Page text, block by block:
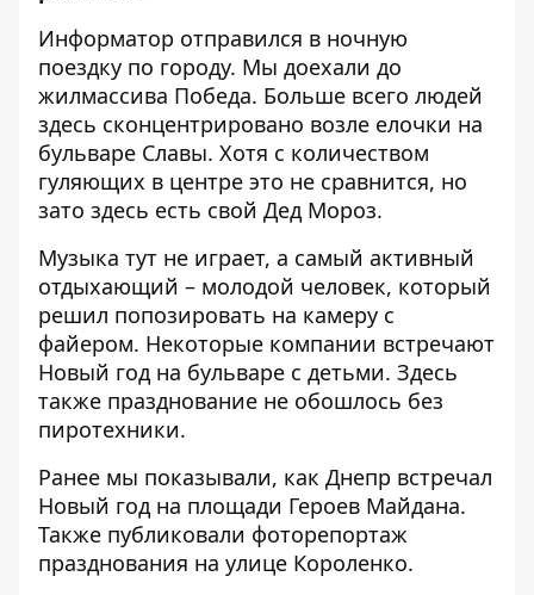
Информатор отправился в ночную
поездку по городу. Мы доехали до
жилмассива Победа. Больше всего людей
здесь сконцентрировано возле елочки на
бульваре Славы. Хотя с количеством
гуляющих в центре это не сравнится, но
зато здесь есть свой Дед Мороз.
Музыка тут не играет, а самый активный
отдыхающий – молодой человек, который
решил попозировать на камеру с
файером. Некоторые компании встречают
Новый год на бульваре с детьми. Здесь
также празднование не обошлось без
пиротехники.
Ранее мы показывали, как Днепр встречал
Новый год на площади Героев Майдана.
Также публиковали фоторепортаж
празднования на улице Короленко.